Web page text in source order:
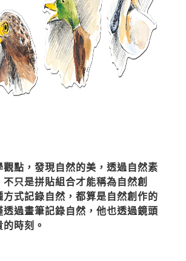
觀點，發現自然的美，透過自然素
只是拼貼組合才能稱為自然創
方式記錄自然，都算是自然創作的
透過畫筆記錄自然，他也透過鏡頭
時刻。